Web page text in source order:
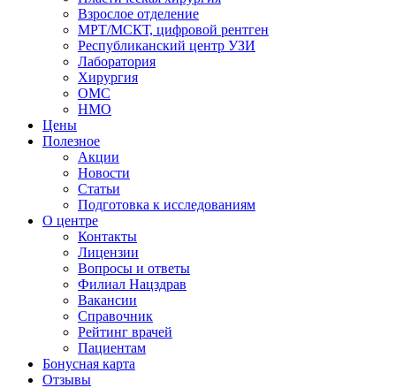
Взрослое отделение
МРТ/МСКТ, цифровой рентген
Республиканский центр УЗИ
Лаборатория
Хирургия
ОМС
НМО
Цены
Полезное
Акции
Новости
Статьи
Подготовка к исследованиям
О центре
Контакты
Лицензии
Вопросы и ответы
Филиал Нацздрав
Вакансии
Справочник
Рейтинг врачей
Пациентам
Бонусная карта
Отзывы